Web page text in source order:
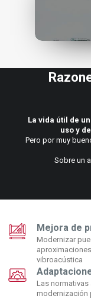
La vida útil de
uso y
Pero por muy
Sobre un
Mejora de
Modernizar
vibroacústica
Las normativas
modernización